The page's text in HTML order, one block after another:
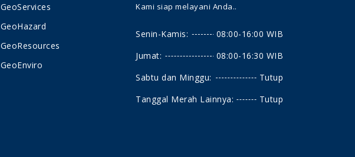
GeoServices
GeoHazard
GeoResources
GeoEnviro
Kami siap melayani Anda..
Senin-Kamis:
08:00-16:00 WIB
Jumat:
08:00-16:30 WIB
Sabtu dan Minggu:
Tutup
Tanggal Merah Lainnya:
Tutup